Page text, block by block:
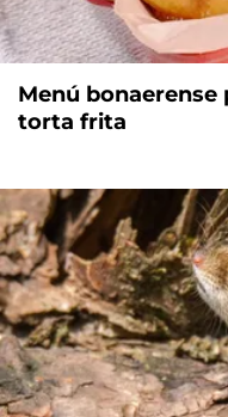
Menú bonaerense
torta frita